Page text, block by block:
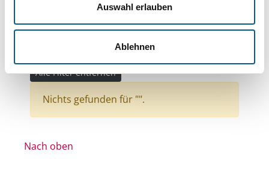
Auswahl erlauben
Ablehnen
Themen: Seniorinnen, Senioren & Pflege
Themen: Denkmalschutz
Themen: Ländliche Entwicklung
Alle Filter entfernen
Nichts gefunden für "".
Nach oben